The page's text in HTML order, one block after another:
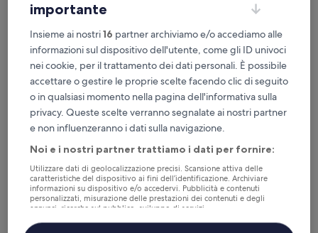
Cancellazione gratuita se cambi
programma
Accumula vantaggi con ogni notte di
soggiorno
Risparmia di più con le tariffe per soli
Controlla i prezzi per queste date
importante
Insieme ai nostri16 partner archiviamo e/o accediamo alle
informazioni sul dispositivo dell'utente, come gli ID univoci
nei cookie, per il trattamento dei dati personali. È possibile
accettare o gestire le proprie scelte facendo clic di seguito
o in qualsiasi momento nella pagina dell'informativa sulla
privacy. Queste scelte verranno segnalate ai nostri partner
e non influenzeranno i dati sulla navigazione.
Noi e i nostri partner trattiamo i dati per fornire:
Utilizzare dati di geolocalizzazione precisi. Scansione attiva delle
caratteristiche del dispositivo ai fini dell’identificazione. Archiviare
informazioni su dispositivo e/o accedervi. Pubblicità e contenuti
personalizzati, misurazione delle prestazioni dei contenuti e degli
annunci, ricerche sul pubblico, sviluppo di servizi.
Elenco dei partner (fornitori)